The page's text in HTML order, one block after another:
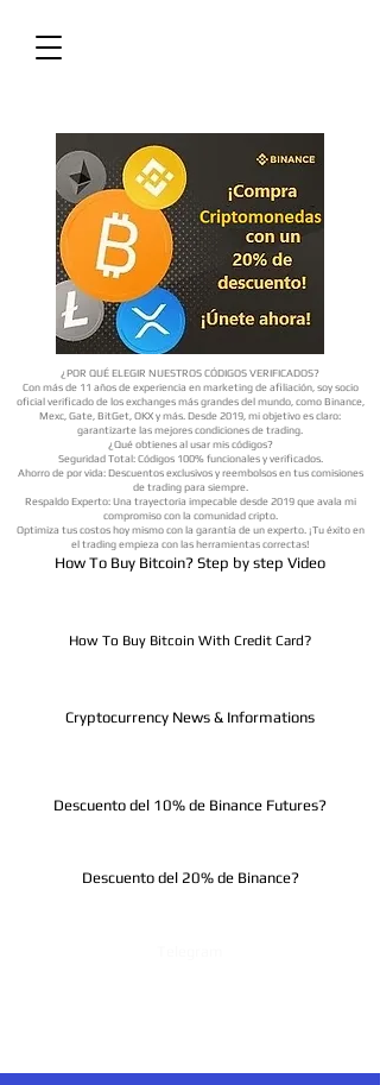
How To Buy Bitcoin? Step by step Video
How To Buy Bitcoin With Credit Card?
Cryptocurrency News & Informations
Descuento del 20% de Binance?
Descuento del 10% de Binance Futures?
¿POR QUÉ ELEGIR NUESTROS CÓDIGOS VERIFICADOS?
Con más de 11 años de experiencia en marketing de afiliación, soy socio
oficial verificado de los exchanges más grandes del mundo, como Binance,
Mexc, Gate, BitGet, OKX y más. Desde 2019, mi objetivo es claro:
garantizarte las mejores condiciones de trading.
¿Qué obtienes al usar mis códigos?
Seguridad Total: Códigos 100% funcionales y verificados.
Ahorro de por vida: Descuentos exclusivos y reembolsos en tus comisiones
de trading para siempre.
Respaldo Experto: Una trayectoria impecable desde 2019 que avala mi
compromiso con la comunidad cripto.
Optimiza tus costos hoy mismo con la garantía de un experto. ¡Tu éxito en
el trading empieza con las herramientas correctas!